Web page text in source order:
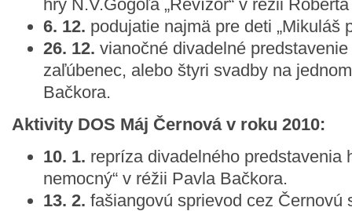
hry N.V.Gogoľa „Revízor“ v réžii
6. 12. podujatie najmä pre deti „Mikuláš
26. 12. vianočné divadelné
zaľúbenec, alebo štyri svadby na
Bačkora.
Aktivity DOS Máj Černová v roku 2010:
10. 1. repríza divadelného predstavenia
nemocný“ v réžii Pavla Bačkora.
13. 2. fašiangovú sprievod cez Černovú